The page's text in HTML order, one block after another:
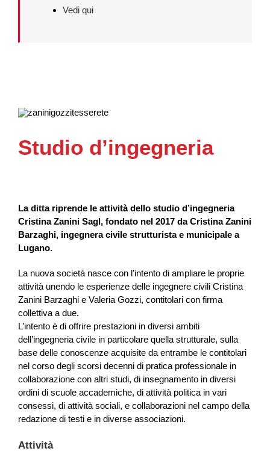
Vedi qui
Studio d’ingegneria
La ditta riprende le attività dello studio d’ingegneria
Cristina Zanini Sagl, fondato nel 2017 da Cristina Zanini
Barzaghi, ingegnera civile strutturista e municipale a
Lugano.
La nuova società nasce con l’intento di ampliare le proprie
attività unendo le esperienze delle ingegnere civili Cristina
Zanini Barzaghi e Valeria Gozzi, contitolari con firma
collettiva a due.
L’intento è di offrire prestazioni in diversi ambiti
dell’ingegneria civile in particolare quella strutturale, sulla
base delle conoscenze acquisite da entrambe le contitolari
nel corso degli scorsi decenni di pratica professionale in
collaborazione con altri studi, di insegnamento in diversi
ordini di scuole accademiche, di attività politica in vari
consessi, di attività sociali, e collaborazioni nel campo della
redazione di testi e in diverse associazioni.
Attività